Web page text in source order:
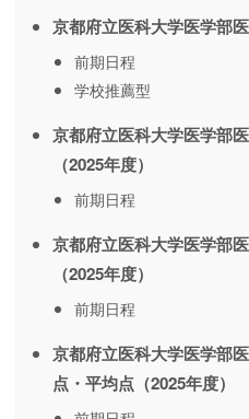
京都府立医科大学医学部
前期日程
学校推薦型
京都府立医科大学医学部
（2025年度）
前期日程
京都府立医科大学医学部
（2025年度）
前期日程
京都府立医科大学医学部
点・平均点（2025年度）